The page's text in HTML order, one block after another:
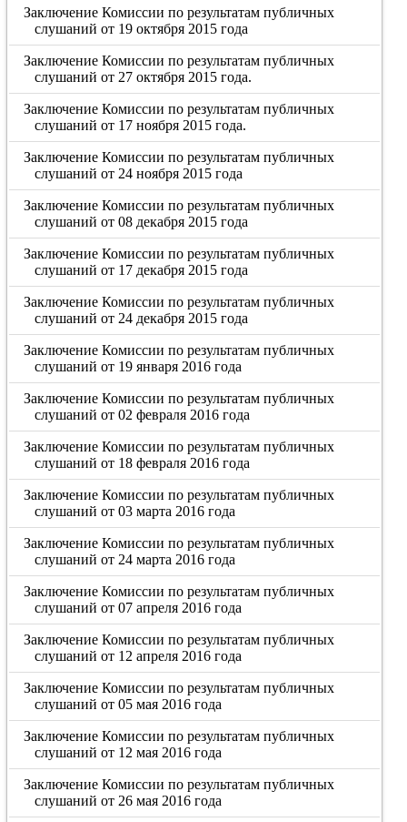
Заключение Комиссии по результатам публичных
слушаний от 19 октября 2015 года
Заключение Комиссии по результатам публичных
слушаний от 27 октября 2015 года.
Заключение Комиссии по результатам публичных
слушаний от 17 ноября 2015 года.
Заключение Комиссии по результатам публичных
слушаний от 24 ноября 2015 года
Заключение Комиссии по результатам публичных
слушаний от 08 декабря 2015 года
Заключение Комиссии по результатам публичных
слушаний от 17 декабря 2015 года
Заключение Комиссии по результатам публичных
слушаний от 24 декабря 2015 года
Заключение Комиссии по результатам публичных
слушаний от 19 января 2016 года
Заключение Комиссии по результатам публичных
слушаний от 02 февраля 2016 года
Заключение Комиссии по результатам публичных
слушаний от 18 февраля 2016 года
Заключение Комиссии по результатам публичных
слушаний от 03 марта 2016 года
Заключение Комиссии по результатам публичных
слушаний от 24 марта 2016 года
Заключение Комиссии по результатам публичных
слушаний от 07 апреля 2016 года
Заключение Комиссии по результатам публичных
слушаний от 12 апреля 2016 года
Заключение Комиссии по результатам публичных
слушаний от 05 мая 2016 года
Заключение Комиссии по результатам публичных
слушаний от 12 мая 2016 года
Заключение Комиссии по результатам публичных
слушаний от 26 мая 2016 года